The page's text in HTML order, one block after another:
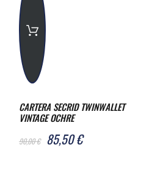
CARTERA SECRID TWINWALLET
VINTAGE OCHRE
90,00 € 85,50 €